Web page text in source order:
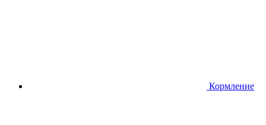
Кормление